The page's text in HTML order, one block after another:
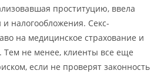
проституцию, ввела
и налогообложения. Секс-
на медицинское страхование и
Тем не менее, клиенты все еще
если не проверят законность